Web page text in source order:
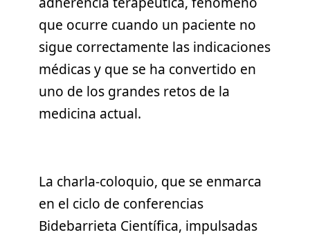
que ocurre cuando un paciente no
sigue correctamente las indicaciones
médicas y que se ha convertido en
uno de los grandes retos de la
medicina actual.
La charla-coloquio, que se enmarca
en el ciclo de conferencias
Bidebarrieta Científica, impulsadas